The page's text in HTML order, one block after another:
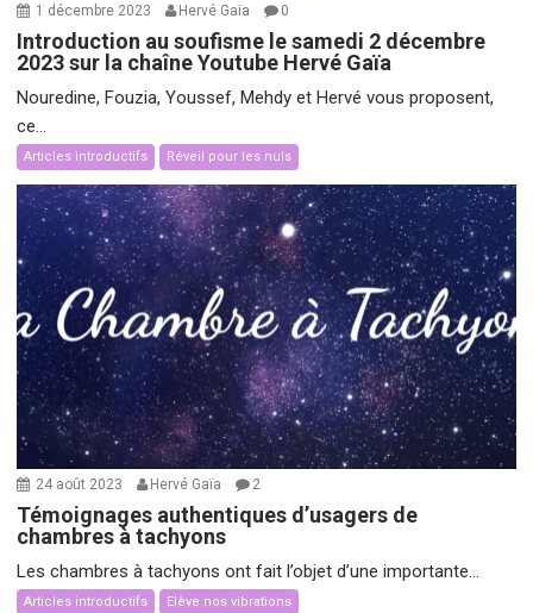
1 décembre 2023 Hervé Gaïa 0
Introduction au soufisme le samedi 2 décembre
2023 sur la chaîne Youtube Hervé Gaïa
Nouredine, Fouzia, Youssef, Mehdy et Hervé vous proposent,
ce...
Articles introductifs Réveil pour les nuls
24 août 2023 Hervé Gaïa 2
Témoignages authentiques d’usagers de
chambres à tachyons
Les chambres à tachyons ont fait l’objet d’une importante...
Articles introductifs Elève nos vibrations